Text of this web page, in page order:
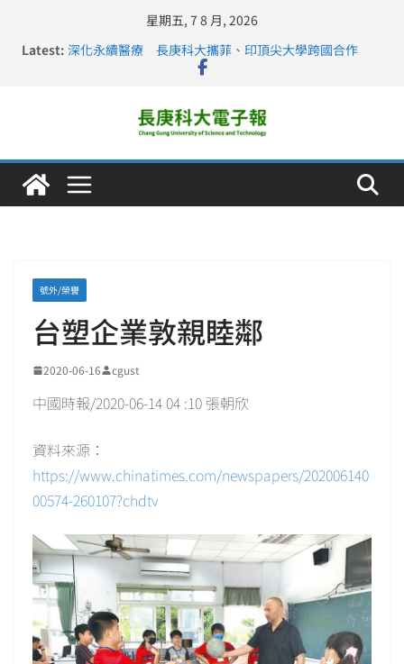
星期五, 7 8 月, 2026
Latest: 深化永續醫療 長庚科大攜菲、印頂尖大學跨國合作
長庚科大訪凱瑟醫療集團、美容學校收穫豐
仁德醫專與長庚科大締結策略聯盟 培育護理尖兵
長庚科大連四年穩居《遠見》醫學大學第5名 辦學實力再
號外/榮譽
台塑企業敦親睦鄰
2020-06-16 cgust
中國時報/2020-06-14 04 :10 張朝欣
資料來源：
https://www.chinatimes.com/newspapers/202006140
00574-260107?chdtv